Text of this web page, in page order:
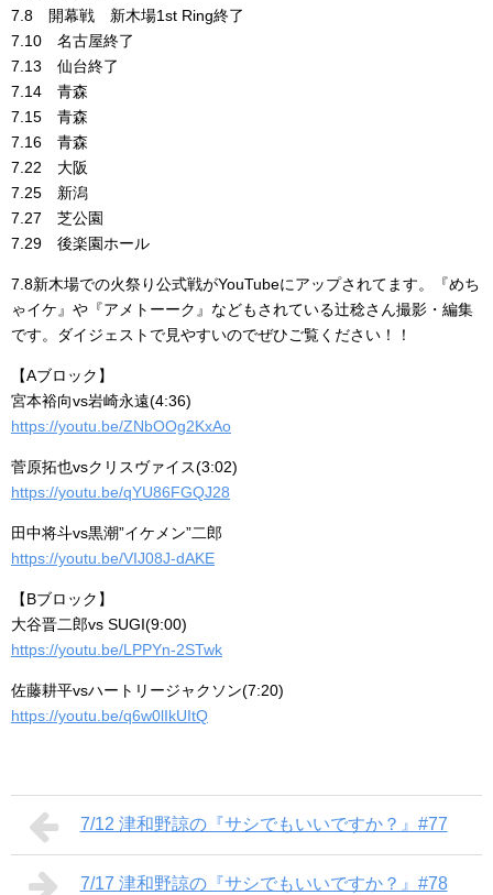
7.8 開幕戦 新木場1st Ring終了
7.10 名古屋終了
7.13 仙台終了
7.14 青森
7.15 青森
7.16 青森
7.22 大阪
7.25 新潟
7.27 芝公園
7.29 後楽園ホール
7.8新木場での火祭り公式戦がYouTubeにアップされてます。『めち
ゃイケ』や『アメトーーク』などもされている辻稔さん撮影・編集
です。ダイジェストで見やすいのでぜひご覧ください！！
【Aブロック】
宮本裕向vs岩崎永遠(4:36)
https://youtu.be/ZNbOOg2KxAo
菅原拓也vsクリスヴァイス(3:02)
https://youtu.be/qYU86FGQJ28
田中将斗vs黒潮”イケメン”二郎
https://youtu.be/VIJ08J-dAKE
【Bブロック】
大谷晋二郎vs SUGI(9:00)
https://youtu.be/LPPYn-2STwk
佐藤耕平vsハートリージャクソン(7:20)
https://youtu.be/q6w0lIkUItQ
7/12 津和野諒の『サシでもいいですか？』#77
7/17 津和野諒の『サシでもいいですか？』#78